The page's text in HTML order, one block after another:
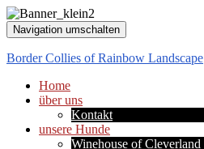
Navigation umschalten
Border Collies of Rainbow Landscape
Home
über uns
Kontakt
unsere Hunde
Winehouse of Cleverland